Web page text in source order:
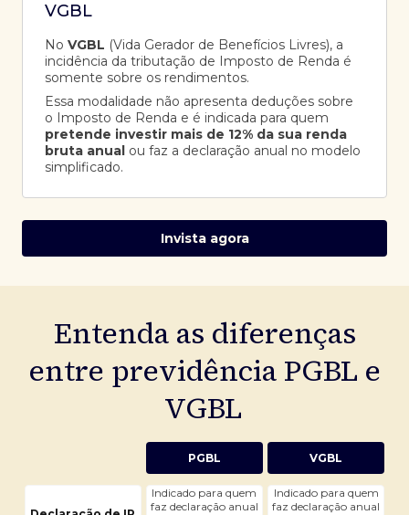
VGBL
No VGBL (Vida Gerador de Benefícios Livres), a
incidência da tributação de Imposto de Renda é
somente sobre os rendimentos.
Essa modalidade não apresenta deduções sobre
o Imposto de Renda e é indicada para quem
pretende investir mais de 12% da sua renda
bruta anual ou faz a declaração anual no modelo
simplificado.
Invista agora
Entenda as diferenças
entre previdência PGBL e
VGBL
PGBL VGBL
Indicado para quem
faz declaração anual
Indicado para quem
faz declaração anual